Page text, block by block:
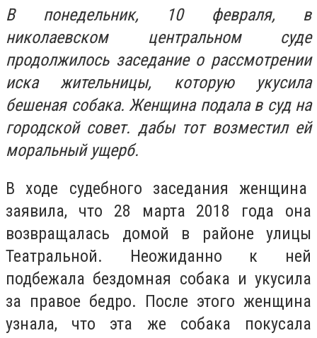
В понедельник, 10 февраля, в
николаевском центральном суде
продолжилось заседание о рассмотрении
иска жительницы, которую укусила
бешеная собака. Женщина подала в суд на
городской совет. дабы тот возместил ей
моральный ущерб.
В ходе судебного заседания женщина
заявила, что 28 марта 2018 года она
возвращалась домой в районе улицы
Театральной. Неожиданно к ней
подбежала бездомная собака и укусила
за правое бедро. После этого женщина
узнала, что эта же собака покусала